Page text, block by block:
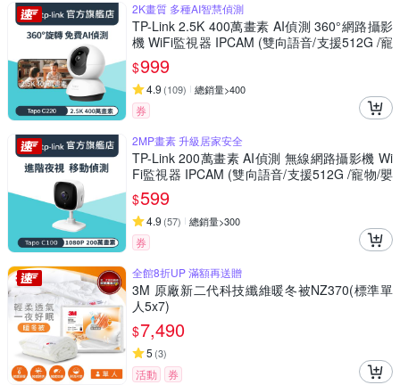
2K畫質 多種AI智慧偵測
TP-Link 2.5K 400萬畫素 AI偵測 360°網路攝影
機 WiFi監視器 IPCAM (雙向語音/支援512G /寵
物/嬰兒/長輩/Tapo C220)
$999
4.9 (109) 總銷量>400
券
2MP畫素 升級居家安全
TP-Link 200萬畫素 AI偵測 無線網路攝影機 Wi
Fi監視器 IPCAM (雙向語音/支援512G /寵物/嬰
兒/長輩/Tapo C100)
$599
4.9 (57) 總銷量>300
券
全館8折UP 滿額再送贈
3M 原廠新二代科技纖維暖冬被NZ370(標準單
人5x7)
$7,490
5 (3)
活動 券